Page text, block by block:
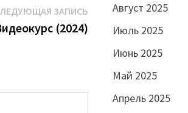
ЗАПИСЬСледующая
запись:
(2024)
Август 2025
Июль 2025
Июнь 2025
Май 2025
Апрель 2025